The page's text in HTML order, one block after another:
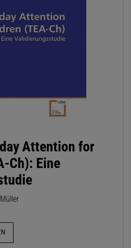
Attention for
Ch): Eine